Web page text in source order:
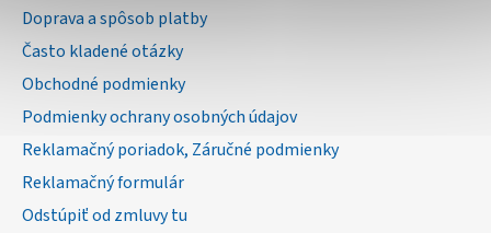
Doprava a spôsob platby
Často kladené otázky
Obchodné podmienky
Podmienky ochrany osobných údajov
Reklamačný poriadok, Záručné podmienky
Reklamačný formulár
Odstúpiť od zmluvy tu